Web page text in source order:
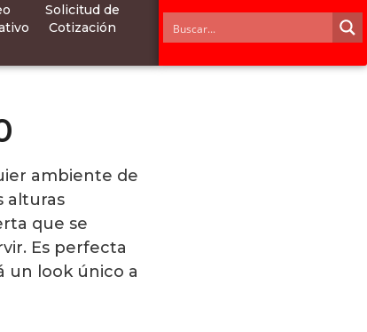
Solicitud de
Cotización
ambiente de
alturas
que se
Es perfecta
un look único a